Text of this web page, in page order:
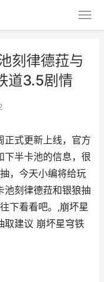
刻律德菈与
道3.5剧情
正式更新上线，官方
下半卡池的信息，很
，今天小编将给玩
池刻律德菈和银狼抽
下看看吧。,崩坏星
取建议 崩坏星穹铁